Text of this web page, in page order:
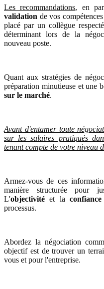
Les recommandations, en
validation de vos
placé par un collègue
déterminant lors de la
nouveau poste.
Quant aux stratégies de
préparation minutieuse et une
sur le marché.
Avant d'entamer toute
sur les salaires pratiqués
tenant compte de votre niveau
Armez-vous de ces
manière structurée pour
L'objectivité et la
processus.
Abordez la négociation
objectif est de trouver un
vous et pour l'entreprise.